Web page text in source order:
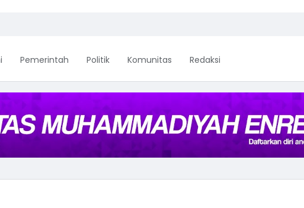
Pemerintah Politik Komunitas Redaksi